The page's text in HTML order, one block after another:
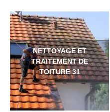
NETTOYAGE ET
TRAITEMENT DE
TOITURE 31